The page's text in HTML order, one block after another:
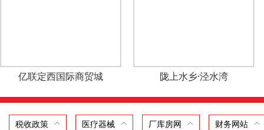
亿联定西国际商贸城 陇上水乡·泾水湾
税收政策 医疗器械 厂库房网 财务网站